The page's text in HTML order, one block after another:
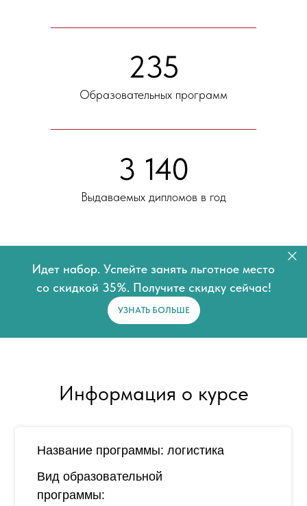
235
Образовательных программ
3 140
Выдаваемых дипломов в год
Идет набор. Успейте занять льготное место
со скидкой 35%. Получите скидку сейчас!
УЗНАТЬ БОЛЬШЕ
Информация о курсе
Название программы: логистика
Вид образовательной
программы: